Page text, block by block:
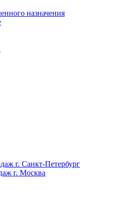
назначения
г. Санкт-Петербург
г. Москва